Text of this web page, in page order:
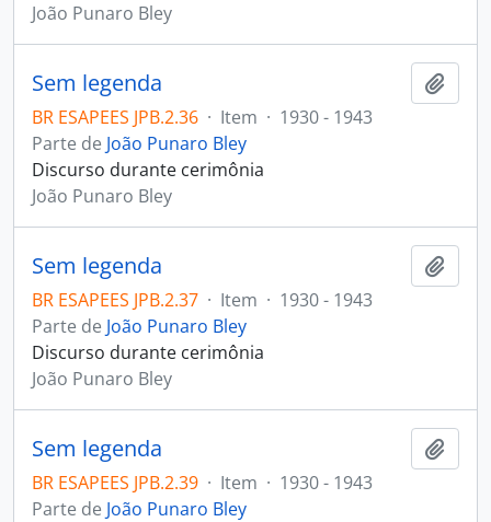
João Punaro Bley
Sem legenda
BR ESAPEES JPB.2.36 · Item · 1930 - 1943
Parte de João Punaro Bley
Discurso durante cerimônia
João Punaro Bley
Sem legenda
BR ESAPEES JPB.2.37 · Item · 1930 - 1943
Parte de João Punaro Bley
Discurso durante cerimônia
João Punaro Bley
Sem legenda
BR ESAPEES JPB.2.39 · Item · 1930 - 1943
Parte de João Punaro Bley